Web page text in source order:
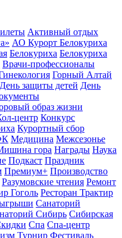
Активный отдых
АО Курорт Белокуриха
Белокуриха Белокуриха
Врачи-профессионалы
Горный Алтай
День защиты детей День
образ жизни
центр Конкурс
Курортный сбор
Медицина Межсезонье
гора Награды Наука
Подкаст Праздник
Премиум+ Производство
Разумовские чтения Ремонт
Гоголь Ресторан Трактир
Санаторий
Сибирь Сибирская
Спа Спа-центр
Турнир Фестиваль